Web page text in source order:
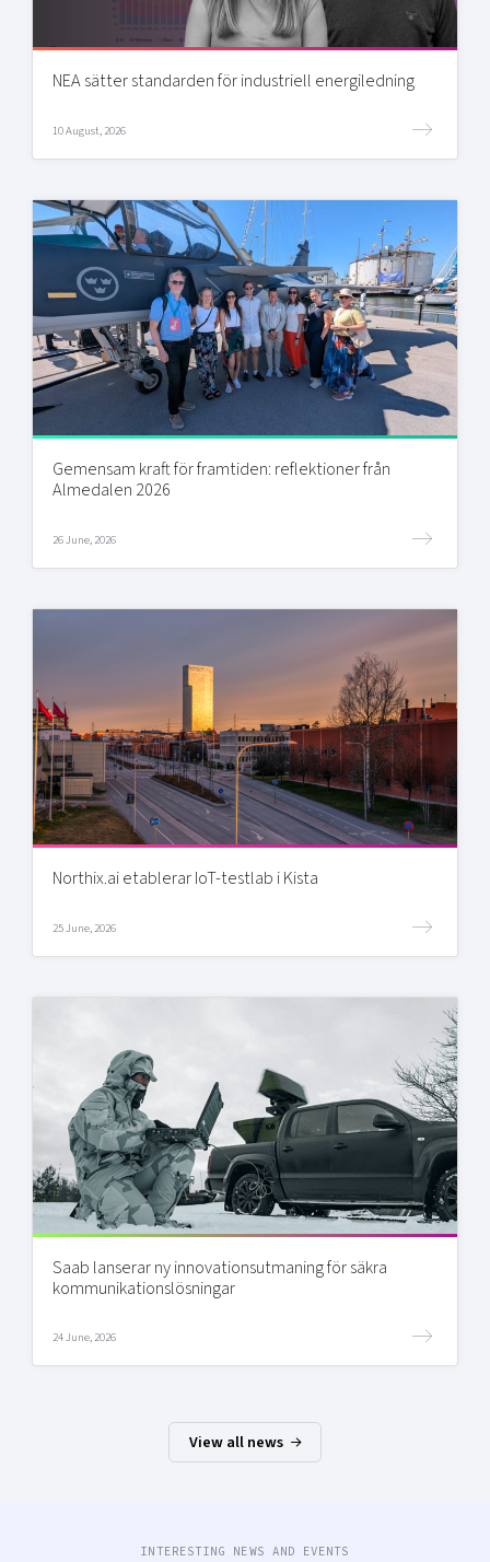
NEA sätter standarden för industriell energiledning
10 August, 2026
Gemensam kraft för framtiden: reflektioner från
Almedalen 2026
26 June, 2026
Northix.ai etablerar IoT-testlab i Kista
25 June, 2026
Saab lanserar ny innovationsutmaning för säkra
kommunikationslösningar
24 June, 2026
View all news
INTERESTING NEWS AND EVENTS